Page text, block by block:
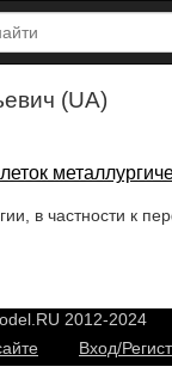
(UA)
в частности к
2012-2024
Вход/